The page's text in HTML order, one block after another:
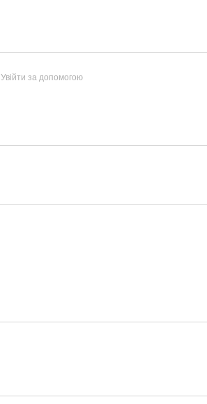
Увійти за допомогою